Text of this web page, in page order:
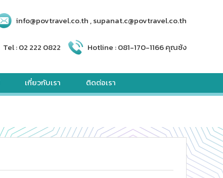
info@povtravel.co.th , supanat.c@povtravel.co.th
Tel :02 222 0822 Hotline :081-170-1166 คุณซ้ง
เกี่ยวกับเรา ติดต่อเรา